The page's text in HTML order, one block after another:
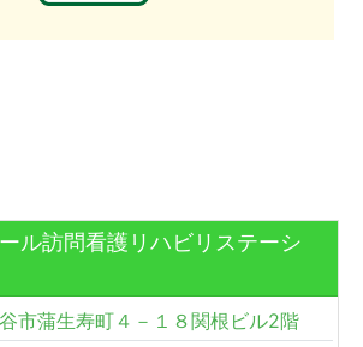
ル訪問看護リハビリステーシ
市蒲生寿町４－１８関根ビル2階